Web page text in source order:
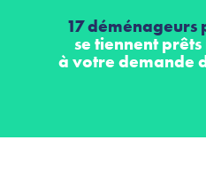
17 déménageurs
se tiennent
à votre demande